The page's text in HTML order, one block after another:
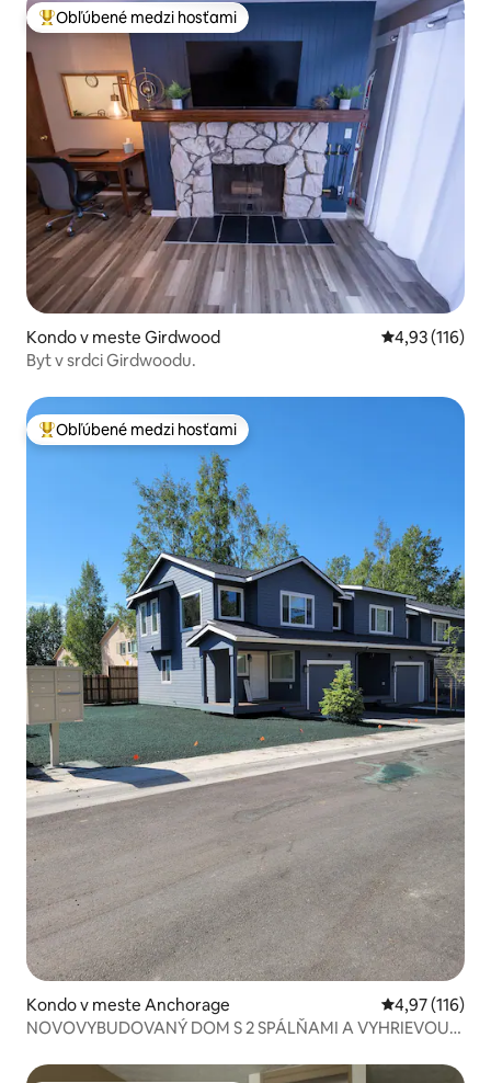
Najobľúbenejšie medzi hosťami
Obľúbené medzi hosťami
Kondo v meste Girdwood Priemerné
4,93 (116)
Byt v srdci Girdwoodu.
Najobľúbenejšie medzi hosťami
Obľúbené medzi hosťami
Kondo v meste Anchorage Priemerné
4,97 (116)
NOVOVYBUDOVANÝ DOM S 2 SPÁLŇAMI A VYHRIEVOU